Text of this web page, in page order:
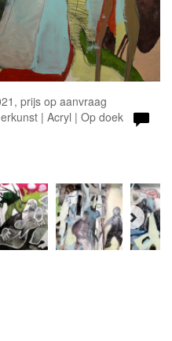
prijs op aanvraag
| Acryl | Op doek